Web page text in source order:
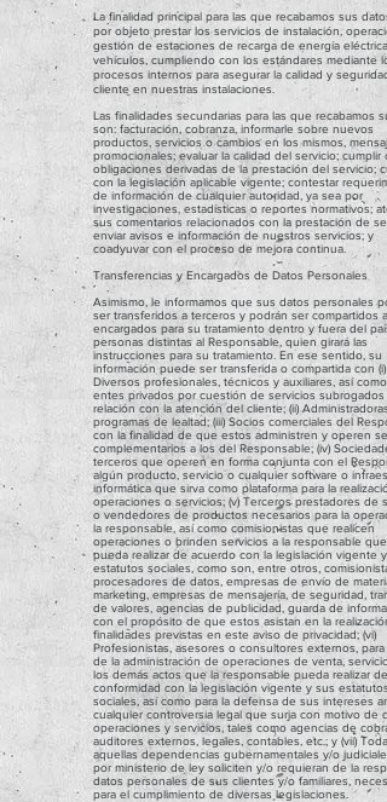
La finalidad principal para las que recabamos sus
por objeto prestar los servicios de instalación,
gestión de estaciones de recarga de energía eléctrica
vehículos, cumpliendo con los estándares mediante
procesos internos para asegurar la calidad y
cliente en nuestras instalaciones.
Las finalidades secundarias para las que recabamos
son: facturación, cobranza, informarle sobre nuevos
productos, servicios o cambios en los mismos,
promocionales; evaluar la calidad del servicio; cumplir
obligaciones derivadas de la prestación del servicio;
con la legislación aplicable vigente; contestar
de información de cualquier autoridad, ya sea por
investigaciones, estadísticas o reportes normativos;
sus comentarios relacionados con la prestación de
enviar avisos e información de nuestros servicios; y
coadyuvar con el proceso de mejora continua.
Transferencias y Encargados de Datos Personales
Asimismo, le informamos que sus datos personales
ser transferidos a terceros y podrán ser compartidos a
encargados para su tratamiento dentro y fuera del
personas distintas al Responsable, quien girará las
instrucciones para su tratamiento. En ese sentido, su
información puede ser transferida o compartida con (i)
Diversos profesionales, técnicos y auxiliares, así como
entes privados por cuestión de servicios subrogados
relación con la atención del cliente; (ii) Administradoras
programas de lealtad; (iii) Socios comerciales del
con la finalidad de que estos administren y operen
complementarios a los del Responsable; (iv)
terceros que operen en forma conjunta con el
algún producto, servicio o cualquier software o
informática que sirva como plataforma para la
operaciones o servicios; (v) Terceros prestadores de
o vendedores de productos necesarios para la
la responsable, así como comisionistas que realicen
operaciones o brinden servicios a la responsable que
pueda realizar de acuerdo con la legislación vigente y
estatutos sociales, como son, entre otros,
procesadores de datos, empresas de envío de
marketing, empresas de mensajería, de seguridad,
de valores, agencias de publicidad, guarda de
con el propósito de que estos asistan en la
finalidades previstas en este aviso de privacidad; (vi)
Profesionistas, asesores o consultores externos, para
de la administración de operaciones de venta,
los demás actos que la responsable pueda realizar de
conformidad con la legislación vigente y sus estatutos
sociales, así como para la defensa de sus intereses
cualquier controversia legal que surja con motivo de
operaciones y servicios, tales como agencias de
auditores externos, legales, contables, etc.; y (vii) Todas
aquellas dependencias gubernamentales y/o
por ministerio de ley soliciten y/o requieran de la
datos personales de sus clientes y/o familiares,
para el cumplimiento de diversas legislaciones.